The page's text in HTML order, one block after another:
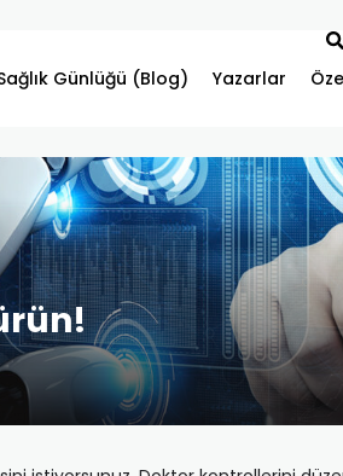
Günlüğü (Blog) Yazarlar